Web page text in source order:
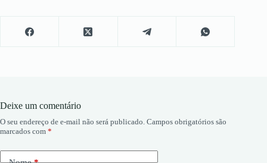
Deixe um comentário
O seu endereço de e-mail não será publicado. Campos obrigatórios são
marcados com *